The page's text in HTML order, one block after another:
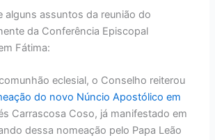
alguns assuntos da reunião do
da Conferência Episcopal
Fátima:
eclesial, o Conselho reiterou
do novo Núncio Apostólico em
Carrascosa Coso, já manifestado em
dessa nomeação pelo Papa Leão